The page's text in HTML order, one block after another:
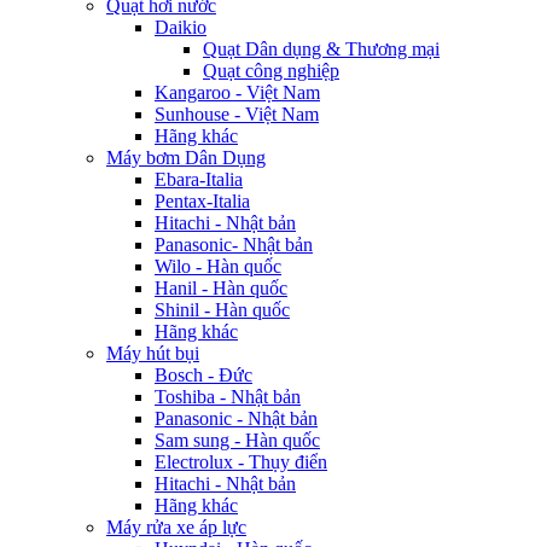
Quạt hơi nước
Daikio
Quạt Dân dụng & Thương mại
Quạt công nghiệp
Kangaroo - Việt Nam
Sunhouse - Việt Nam
Hãng khác
Máy bơm Dân Dụng
Ebara-Italia
Pentax-Italia
Hitachi - Nhật bản
Panasonic- Nhật bản
Wilo - Hàn quốc
Hanil - Hàn quốc
Shinil - Hàn quốc
Hãng khác
Máy hút bụi
Bosch - Đức
Toshiba - Nhật bản
Panasonic - Nhật bản
Sam sung - Hàn quốc
Electrolux - Thụy điển
Hitachi - Nhật bản
Hãng khác
Máy rửa xe áp lực